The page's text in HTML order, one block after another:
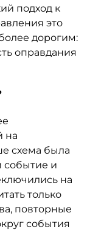
подход к
это
дорогим:
оправдания
на
схема была
событие и
на
только
повторные
события